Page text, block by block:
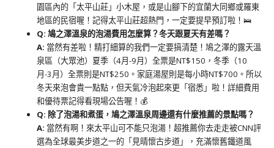
園區內的「太平山莊」小木屋，或是山腳下的宜蘭大同鄉或羅東
地區的民宿喔！記得太平山莊超熱門，一定要提早預訂啦！🛌
Q: 鳩之澤溫泉的泡湯費用怎麼算？冬天跟夏天有差嗎？
A: 當然有差啦！精打細算的我們一定要搞清楚！鳩之澤的露天溫
泉區（大眾池）夏季（4月-9月）全票是NT$150，冬季（10
月-3月）全票則是NT$250。家庭湯屋則是每小時NT$700。所以
冬天來泡會貴一點點，但天氣冷泡起來更「宿悉」啦！詳細費用
和優待票記得看現場公告喔！💰
Q: 除了泡湯和煮蛋，鳩之澤溫泉周邊還有什麼推薦的景點嗎？
A: 當然有啊！來太平山可不能只泡湯！超推薦你去走走被CNN評
選為全球最美步道之一的「見晴懷古步道」，充滿懷舊鐵道風